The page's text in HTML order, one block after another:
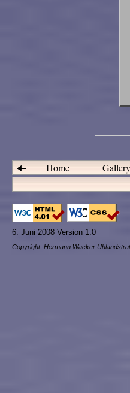
Home Gallery
6. Juni 2008 Version 1.0
Copyright: Hermann Wacker